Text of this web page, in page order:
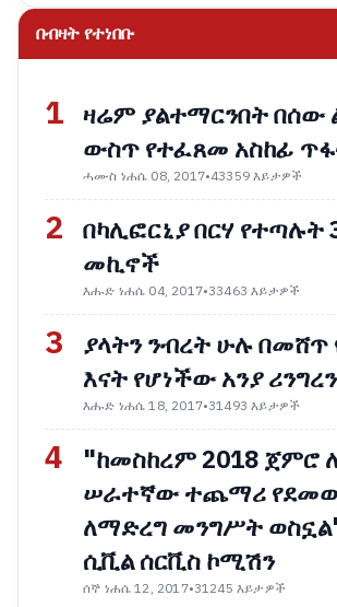
በብዛት የተነበቡ
1 ዛሬም ያልተማርንበት በሰው
ውስጥ የተፈጸመ አስከፊ
ሓሙስ ነሐሴ 08, 2017•43359 እይታዎች
2 በካሊፎርኒያ በርሃ የተጣሉት
መኪኖች
እሑድ ነሐሴ 04, 2017•33463 እይታዎች
3
ያላትን ንብረት ሁሉ
እናት የሆነችው አንያ
እሑድ ነሐሴ 18, 2017•31493 እይታዎች
4
"ከመስከረም 2018 ጀምሮ
ሠራተኛው ተጨማሪ
ለማድረግ መንግሥት
ሲቪል ሰርቪስ ኮሚሽን
ሰኞ ነሐሴ 12, 2017•31245 እይታዎች